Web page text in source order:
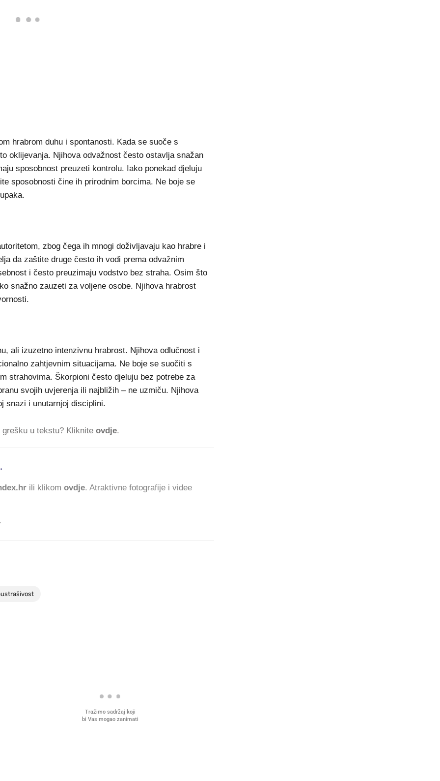
hrabrom duhu i spontanosti. Kada se suoče s
oklijevanja. Njihova odvažnost često ostavlja snažan
sposobnost preuzeti kontrolu. Iako ponekad djeluju
sposobnosti čine ih prirodnim borcima. Ne boje se
zbog čega ih mnogi doživljavaju kao hrabre i
da zaštite druge često ih vodi prema odvažnim
i često preuzimaju vodstvo bez straha. Osim što
snažno zauzeti za voljene osobe. Njihova hrabrost
ali izuzetno intenzivnu hrabrost. Njihova odlučnost i
zahtjevnim situacijama. Ne boje se suočiti s
strahovima. Škorpioni često djeluju bez potrebe za
svojih uvjerenja ili najbližih – ne uzmiču. Njihova
snazi i unutarnjoj disciplini.
u tekstu? Kliknite ovdje.
ili klikom ovdje. Atraktivne fotografije i videe
.
Tražimo sadržaj koji
bi Vas mogao zanimati